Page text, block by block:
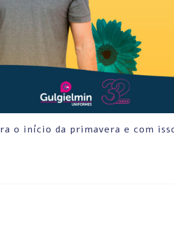
o início da primavera e com